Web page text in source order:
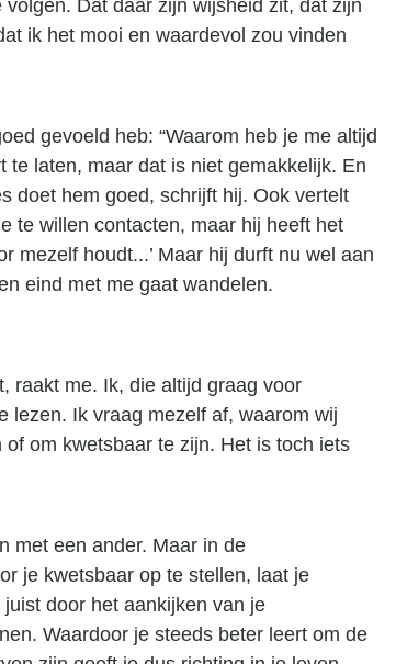
Dat daar zijn wijsheid zit, dat zijn
ik het mooi en waardevol zou vinden
gevoeld heb: “Waarom heb je me altijd
te laten, maar dat is niet gemakkelijk. En
doet hem goed, schrijft hij. Ook vertelt
te willen contacten, maar hij heeft het
mezelf houdt...’ Maar hij durft nu wel aan
eind met me gaat wandelen.
raakt me. Ik, die altijd graag voor
lezen. Ik vraag mezelf af, waarom wij
om kwetsbaar te zijn. Het is toch iets
met een ander. Maar in de
je kwetsbaar op te stellen, laat je
door het aankijken van je
Waardoor je steeds beter leert om de